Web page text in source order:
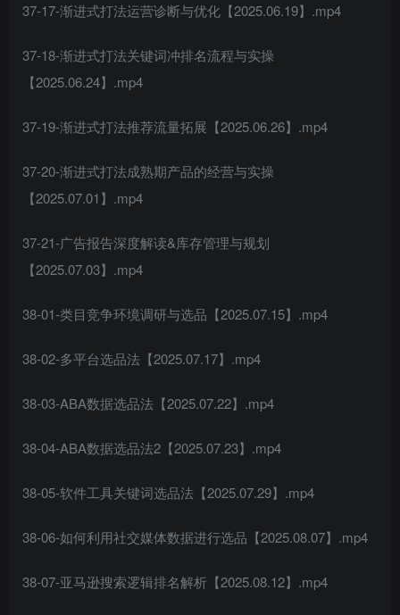
37-17-渐进式打法运营诊断与优化【2025.06.19】.mp4
37-18-渐进式打法关键词冲排名流程与实操
【2025.06.24】.mp4
37-19-渐进式打法推荐流量拓展【2025.06.26】.mp4
37-20-渐进式打法成熟期产品的经营与实操
【2025.07.01】.mp4
37-21-广告报告深度解读&库存管理与规划
【2025.07.03】.mp4
38-01-类目竞争环境调研与选品【2025.07.15】.mp4
38-02-多平台选品法【2025.07.17】.mp4
38-03-ABA数据选品法【2025.07.22】.mp4
38-04-ABA数据选品法2【2025.07.23】.mp4
38-05-软件工具关键词选品法【2025.07.29】.mp4
38-06-如何利用社交媒体数据进行选品【2025.08.07】.mp4
38-07-亚马逊搜索逻辑排名解析【2025.08.12】.mp4